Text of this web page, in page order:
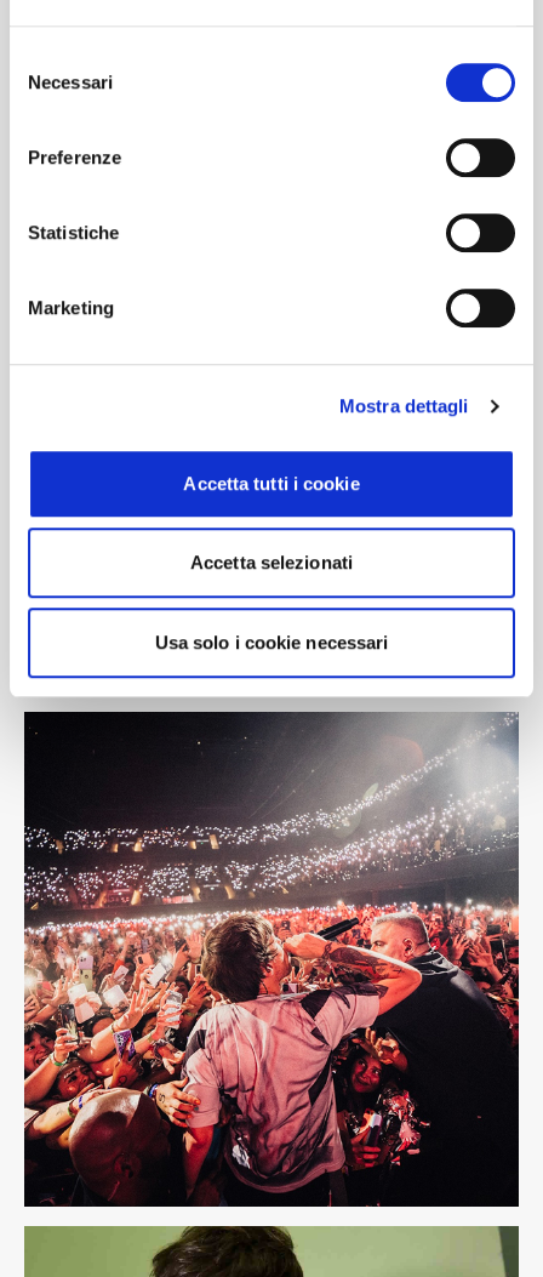
delNecessari
Preferenze
Statistiche
Marketing
Mostra dettagli
Accetta tutti i cookie
Accetta selezionati
Usa solo i cookie necessari